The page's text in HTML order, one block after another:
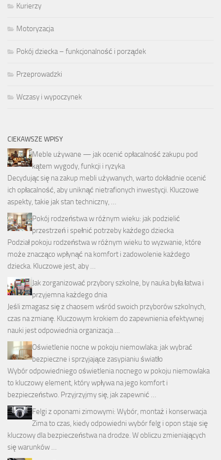
Kurierzy
Motoryzacja
Pokój dziecka – funkcjonalność i porządek
Przeprowadzki
Wczasy i wypoczynek
CIEKAWSZE WPISY
Meble używane — jak ocenić opłacalność zakupu pod
kątem wygody, funkcji i ryzyka
Decydując się na zakup mebli używanych, warto dokładnie ocenić
ich opłacalność, aby uniknąć nietrafionych inwestycji. Kluczowe
aspekty, takie jak stan techniczny, …
Pokój rodzeństwa w różnym wieku: jak podzielić
przestrzeń i spełnić potrzeby każdego dziecka
Podział pokoju rodzeństwa w różnym wieku to wyzwanie, które
może znacząco wpłynąć na komfort i zadowolenie każdego
dziecka. Kluczowe jest, aby …
Jak zorganizować przybory szkolne, by nauka była łatwa i
przyjemna każdego dnia
Jeśli zmagasz się z chaosem wśród swoich przyborów szkolnych,
czas na zmianę. Kluczowym krokiem do zapewnienia efektywnej
nauki jest odpowiednia organizacja …
Oświetlenie nocne w pokoju niemowlaka: jak wybrać
bezpieczne i sprzyjające zasypianiu światło
Wybór odpowiedniego oświetlenia nocnego w pokoju niemowlaka
to kluczowy element, który wpływa na jego komfort i
bezpieczeństwo. Przyjrzyjmy się, jak zapewnić …
Felgi z oponami zimowymi: Wybór, montaż i konserwacja
Zima to czas, kiedy odpowiedni wybór felg i opon staje się
kluczowy dla bezpieczeństwa na drodze. W obliczu zmieniających
się warunków …